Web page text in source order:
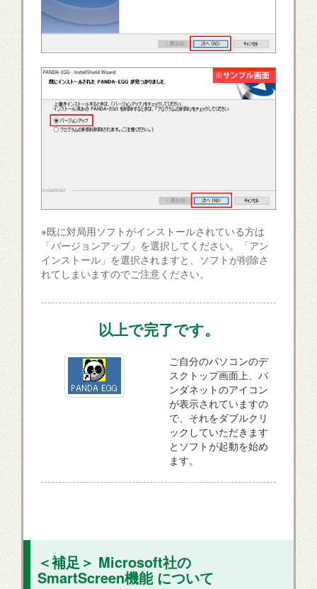
※既に対局用ソフトがインストールされている方は
「バージョンアップ」を選択してください。「アン
インストール」を選択されますと、ソフトが削除さ
れてしまいますのでご注意ください。
以上で完了です。
ご自分のパソコンのデ
スクトップ画面上、パ
ンダネットのアイコン
が表示されていますの
で、それをダブルクリ
ックしていただきます
とソフトが起動を始め
ます。
＜補足＞ Microsoft社の
SmartScreen機能 について